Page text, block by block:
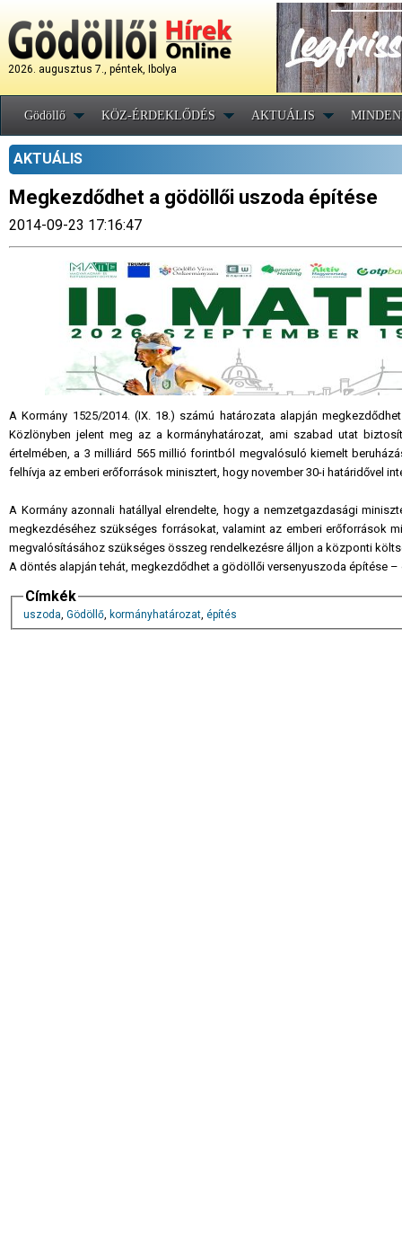
2026. augusztus 7., péntek, Ibolya
Gödöllő KÖZ-ÉRDEKLŐDÉS AKTUÁLIS
AKTUÁLIS
Megkezdődhet a gödöllői uszoda építése
2014-09-23 17:16:47
A Kormány 1525/2014. (IX. 18.) számú határozata alapján
Közlönyben jelent meg az a kormányhatározat, ami szabad utat
értelmében, a 3 milliárd 565 millió forintból megvalósuló kiemelt
felhívja az emberi erőforrások minisztert, hogy november 30-i határidővel
A Kormány azonnali hatállyal elrendelte, hogy a nemzetgazdasági
megkezdéséhez szükséges forrásokat, valamint az emberi erőforrások
megvalósításához szükséges összeg rendelkezésre álljon a központi
A döntés alapján tehát, megkezdődhet a gödöllői versenyuszoda építése
Címkék
uszoda, Gödöllő, kormányhatározat, építés